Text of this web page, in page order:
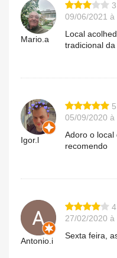
Mario.a
09/06/2021 à
Local
tradicional
Igor.l
05/09/2020 à
Adoro o local
recomendo
Antonio.i
27/02/2020 à
Sexta feira,